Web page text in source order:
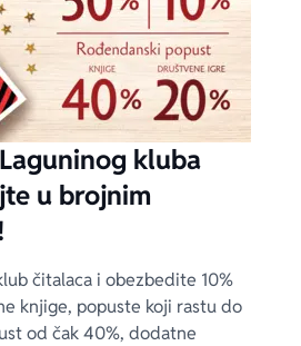
kluba
u brojnim
čitalaca i obezbedite 10%
knjige, popuste koji rastu do
od čak 40%, dodatne